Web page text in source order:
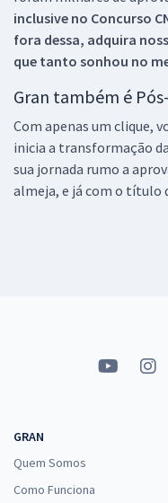
inclusive no Concurso
fora dessa, adquira
que tanto sonhou no
Gran também é
Com apenas um clique,
inicia a transformação
sua jornada rumo a
almeja, e já com o título
GRAN
Quem Somos
Como Funciona